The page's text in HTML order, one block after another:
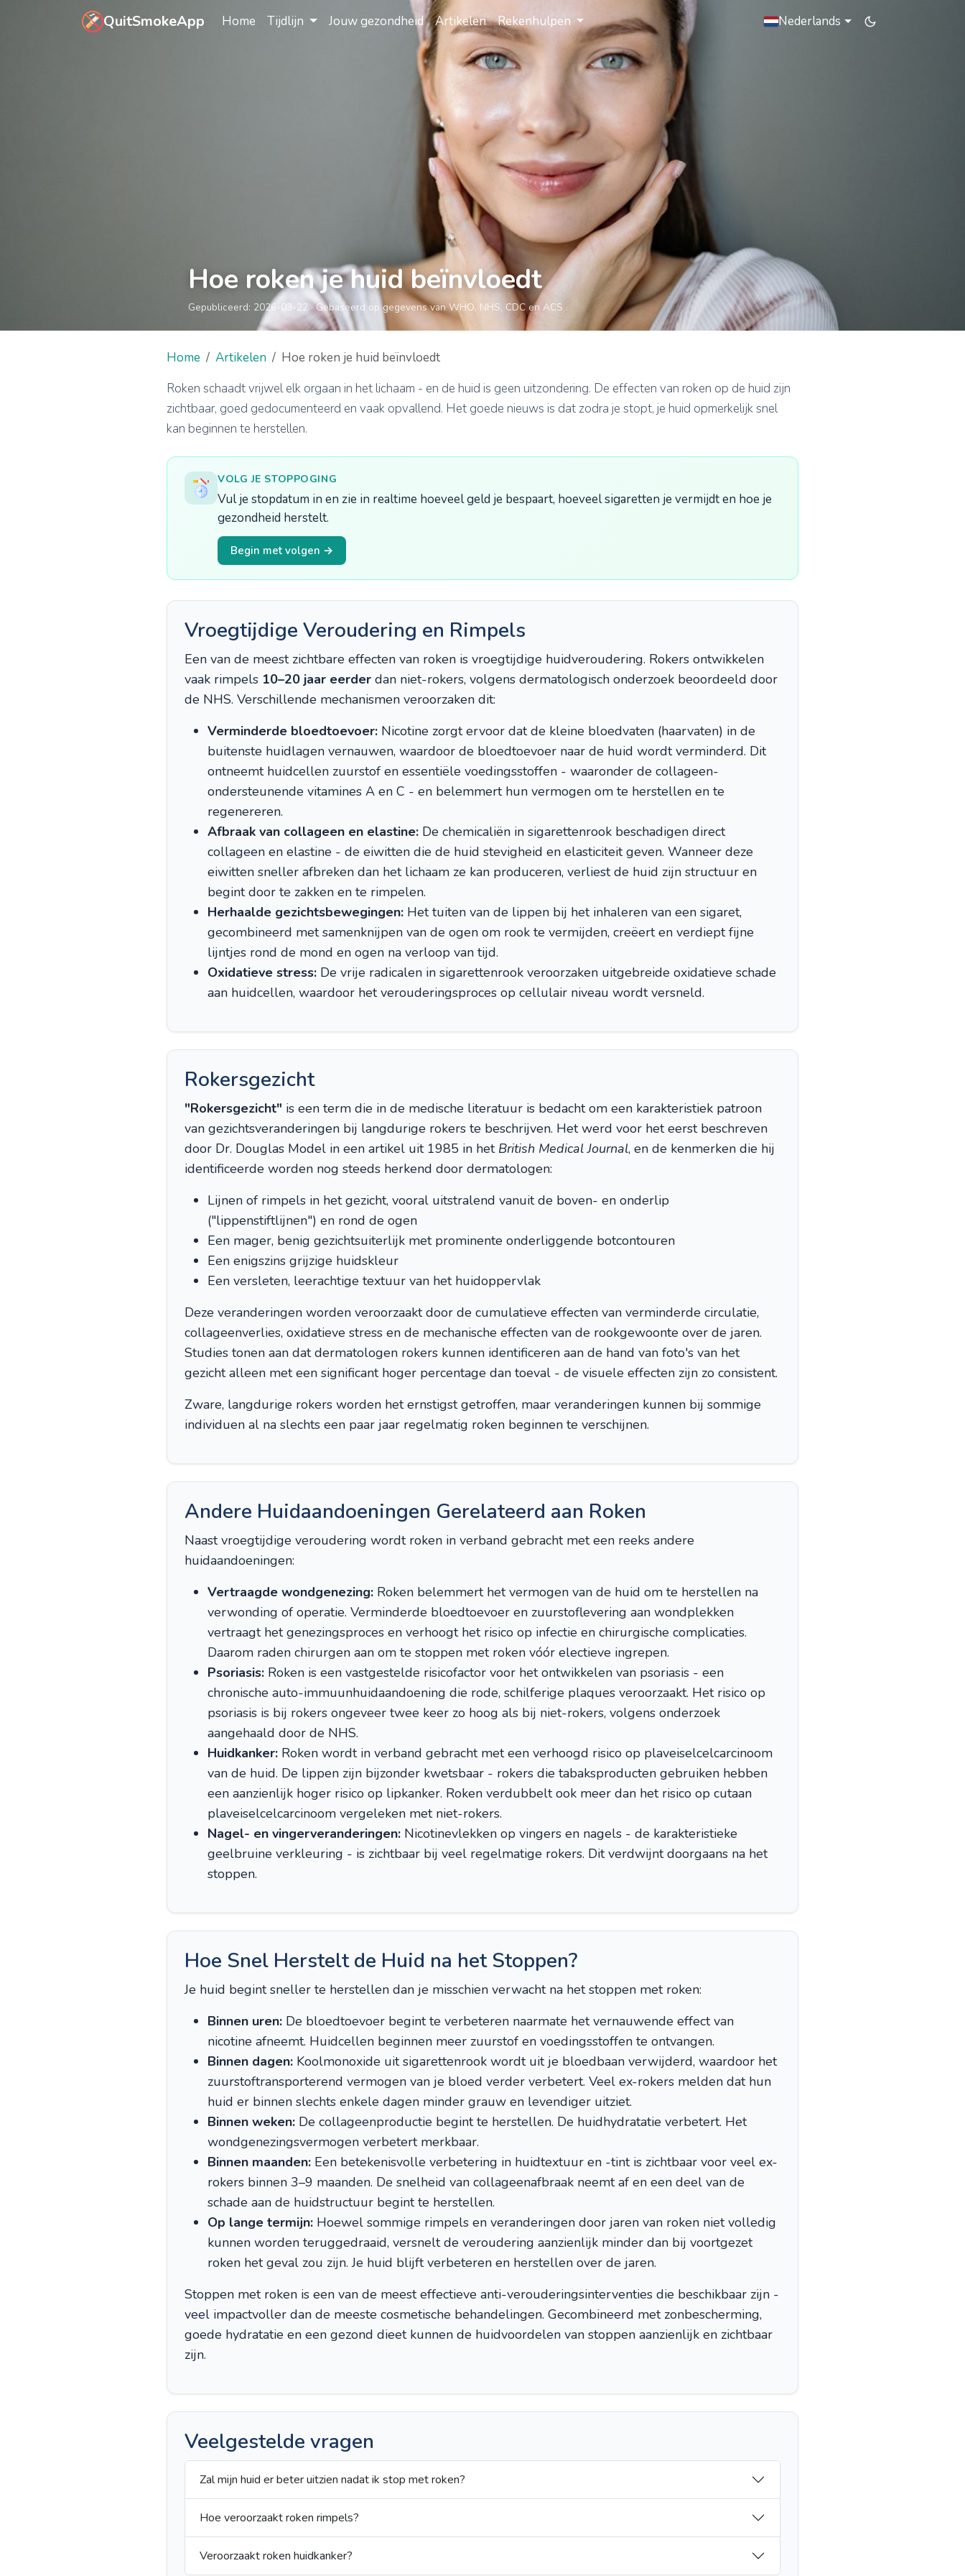
Ga naar hoofdinhoud
QuitSmokeApp Home Tijdlijn Jouw gezondheid Artikelen Rekenhulpen Nederlands
Hoe roken je huid beïnvloedt
Gepubliceerd: 2026-03-22 · Gebaseerd op gegevens van WHO, NHS, CDC en ACS
Home Artikelen
Hoe roken je huid beïnvloedt
Roken schaadt vrijwel elk orgaan in het lichaam - en de huid is geen uitzondering. De effecten van roken op de huid zijn
zichtbaar, goed gedocumenteerd en vaak opvallend. Het goede nieuws is dat zodra je stopt, je huid opmerkelijk snel
kan beginnen te herstellen.
VOLG JE STOPPOGING
Vul je stopdatum in en zie in realtime hoeveel geld je bespaart, hoeveel sigaretten je vermijdt en hoe je
gezondheid herstelt.
Begin met volgen →
Vroegtijdige Veroudering en Rimpels
Een van de meest zichtbare effecten van roken is vroegtijdige huidveroudering. Rokers ontwikkelen
vaak rimpels 10–20 jaar eerder dan niet-rokers, volgens dermatologisch onderzoek beoordeeld door
de NHS. Verschillende mechanismen veroorzaken dit:
Verminderde bloedtoevoer: Nicotine zorgt ervoor dat de kleine bloedvaten (haarvaten) in de
buitenste huidlagen vernauwen, waardoor de bloedtoevoer naar de huid wordt verminderd. Dit
ontneemt huidcellen zuurstof en essentiële voedingsstoffen - waaronder de collageen-
ondersteunende vitamines A en C - en belemmert hun vermogen om te herstellen en te
regenereren.
Afbraak van collageen en elastine: De chemicaliën in sigarettenrook beschadigen direct
collageen en elastine - de eiwitten die de huid stevigheid en elasticiteit geven. Wanneer deze
eiwitten sneller afbreken dan het lichaam ze kan produceren, verliest de huid zijn structuur en
begint door te zakken en te rimpelen.
Herhaalde gezichtsbewegingen: Het tuiten van de lippen bij het inhaleren van een sigaret,
gecombineerd met samenknijpen van de ogen om rook te vermijden, creëert en verdiept fijne
lijntjes rond de mond en ogen na verloop van tijd.
Oxidatieve stress: De vrije radicalen in sigarettenrook veroorzaken uitgebreide oxidatieve schade
aan huidcellen, waardoor het verouderingsproces op cellulair niveau wordt versneld.
Rokersgezicht
"Rokersgezicht" is een term die in de medische literatuur is bedacht om een karakteristiek patroon
van gezichtsveranderingen bij langdurige rokers te beschrijven. Het werd voor het eerst beschreven
door Dr. Douglas Model in een artikel uit 1985 in het British Medical Journal, en de kenmerken die hij
identificeerde worden nog steeds herkend door dermatologen:
Lijnen of rimpels in het gezicht, vooral uitstralend vanuit de boven- en onderlip
("lippenstiftlijnen") en rond de ogen
Een mager, benig gezichtsuiterlijk met prominente onderliggende botcontouren
Een enigszins grijzige huidskleur
Een versleten, leerachtige textuur van het huidoppervlak
Deze veranderingen worden veroorzaakt door de cumulatieve effecten van verminderde circulatie,
collageenverlies, oxidatieve stress en de mechanische effecten van de rookgewoonte over de jaren.
Studies tonen aan dat dermatologen rokers kunnen identificeren aan de hand van foto's van het
gezicht alleen met een significant hoger percentage dan toeval - de visuele effecten zijn zo consistent.
Zware, langdurige rokers worden het ernstigst getroffen, maar veranderingen kunnen bij sommige
individuen al na slechts een paar jaar regelmatig roken beginnen te verschijnen.
Andere Huidaandoeningen Gerelateerd aan Roken
Naast vroegtijdige veroudering wordt roken in verband gebracht met een reeks andere
huidaandoeningen:
Vertraagde wondgenezing: Roken belemmert het vermogen van de huid om te herstellen na
verwonding of operatie. Verminderde bloedtoevoer en zuurstoflevering aan wondplekken
vertraagt het genezingsproces en verhoogt het risico op infectie en chirurgische complicaties.
Daarom raden chirurgen aan om te stoppen met roken vóór electieve ingrepen.
Psoriasis: Roken is een vastgestelde risicofactor voor het ontwikkelen van psoriasis - een
chronische auto-immuunhuidaandoening die rode, schilferige plaques veroorzaakt. Het risico op
psoriasis is bij rokers ongeveer twee keer zo hoog als bij niet-rokers, volgens onderzoek
aangehaald door de NHS.
Huidkanker: Roken wordt in verband gebracht met een verhoogd risico op plaveiselcelcarcinoom
van de huid. De lippen zijn bijzonder kwetsbaar - rokers die tabaksproducten gebruiken hebben
een aanzienlijk hoger risico op lipkanker. Roken verdubbelt ook meer dan het risico op cutaan
plaveiselcelcarcinoom vergeleken met niet-rokers.
Nagel- en vingerveranderingen: Nicotinevlekken op vingers en nagels - de karakteristieke
geelbruine verkleuring - is zichtbaar bij veel regelmatige rokers. Dit verdwijnt doorgaans na het
stoppen.
Hoe Snel Herstelt de Huid na het Stoppen?
Je huid begint sneller te herstellen dan je misschien verwacht na het stoppen met roken:
Binnen uren: De bloedtoevoer begint te verbeteren naarmate het vernauwende effect van
nicotine afneemt. Huidcellen beginnen meer zuurstof en voedingsstoffen te ontvangen.
Binnen dagen: Koolmonoxide uit sigarettenrook wordt uit je bloedbaan verwijderd, waardoor het
zuurstoftransporterend vermogen van je bloed verder verbetert. Veel ex-rokers melden dat hun
huid er binnen slechts enkele dagen minder grauw en levendiger uitziet.
Binnen weken: De collageenproductie begint te herstellen. De huidhydratatie verbetert. Het
wondgenezingsvermogen verbetert merkbaar.
Binnen maanden: Een betekenisvolle verbetering in huidtextuur en -tint is zichtbaar voor veel ex-
rokers binnen 3–9 maanden. De snelheid van collageenafbraak neemt af en een deel van de
schade aan de huidstructuur begint te herstellen.
Op lange termijn: Hoewel sommige rimpels en veranderingen door jaren van roken niet volledig
kunnen worden teruggedraaid, versnelt de veroudering aanzienlijk minder dan bij voortgezet
roken het geval zou zijn. Je huid blijft verbeteren en herstellen over de jaren.
Stoppen met roken is een van de meest effectieve anti-verouderingsinterventies die beschikbaar zijn -
veel impactvoller dan de meeste cosmetische behandelingen. Gecombineerd met zonbescherming,
goede hydratatie en een gezond dieet kunnen de huidvoordelen van stoppen aanzienlijk en zichtbaar
zijn.
Veelgestelde vragen
Zal mijn huid er beter uitzien nadat ik stop met roken?
Hoe veroorzaakt roken rimpels?
Veroorzaakt roken huidkanker?